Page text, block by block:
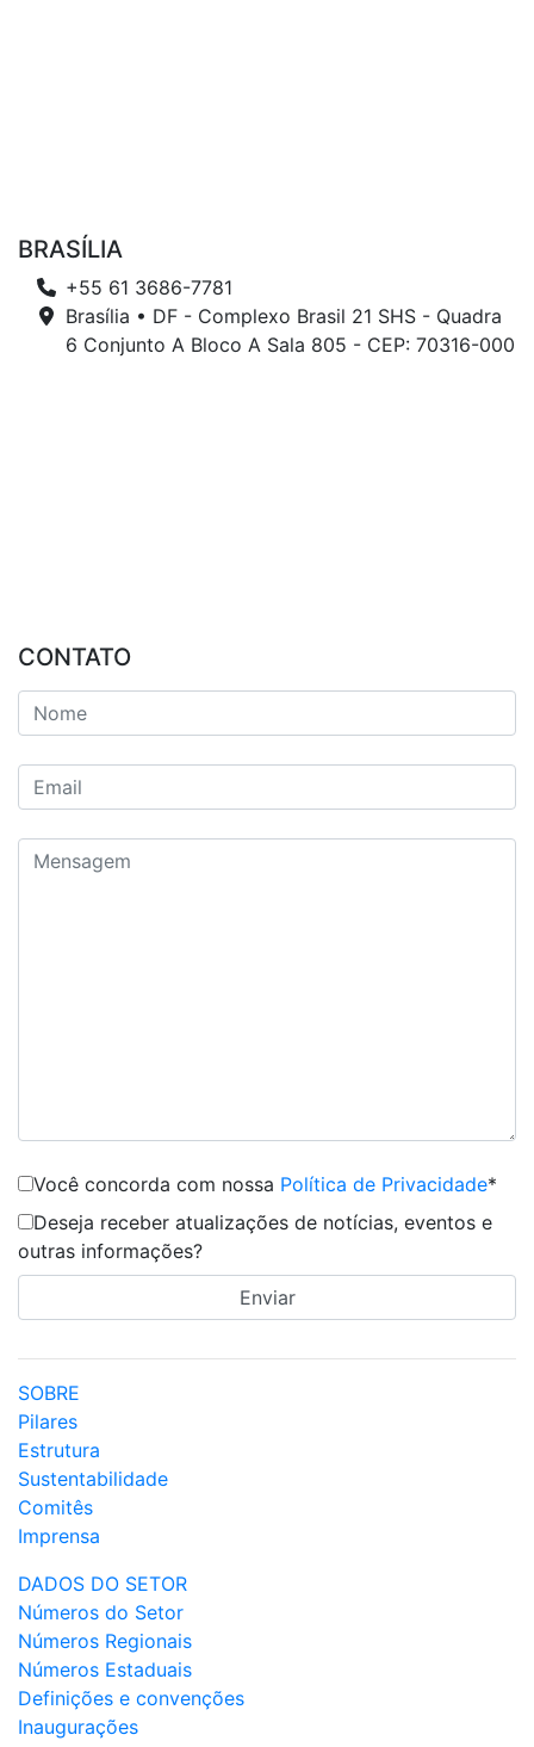
BRASÍLIA
+55 61 3686-7781
Brasília • DF - Complexo Brasil 21 SHS - Quadra
6 Conjunto A Bloco A Sala 805 - CEP: 70316-000
CONTATO
Você concorda com nossa Política de Privacidade*
Deseja receber atualizações de notícias, eventos e
outras informações?
SOBRE
Pilares
Estrutura
Sustentabilidade
Comitês
Imprensa
DADOS DO SETOR
Números do Setor
Números Regionais
Números Estaduais
Definições e convenções
Inaugurações